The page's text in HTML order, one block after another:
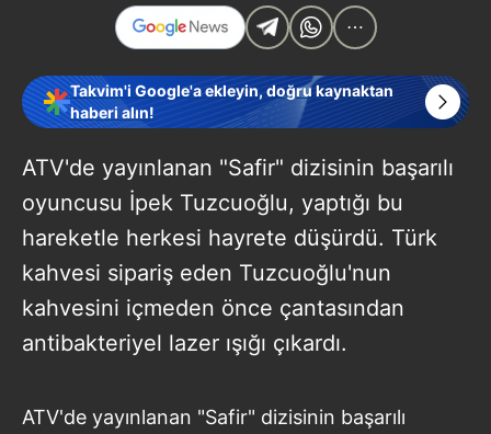
Takvim'i Google'a ekleyin, doğru kaynaktan
haberi alın!
ATV'de yayınlanan "Safir" dizisinin başarılı
oyuncusu İpek Tuzcuoğlu, yaptığı bu
hareketle herkesi hayrete düşürdü. Türk
kahvesi sipariş eden Tuzcuoğlu'nun
kahvesini içmeden önce çantasından
antibakteriyel lazer ışığı çıkardı.
ATV'de yayınlanan "Safir" dizisinin başarılı